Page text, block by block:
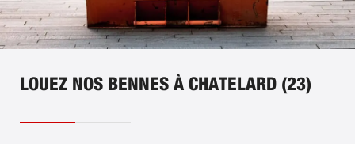
LOUEZ NOS BENNES À CHATELARD (23)